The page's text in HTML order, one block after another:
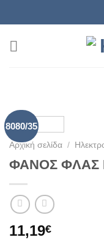
to
8080/35
Αρχική σελίδα /
ΦΑΝΟΣ ΦΛΑΣ
11,19€